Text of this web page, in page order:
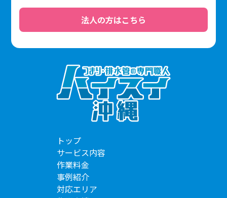
法人の方はこちら
トップ
サービス内容
作業料金
事例紹介
対応エリア